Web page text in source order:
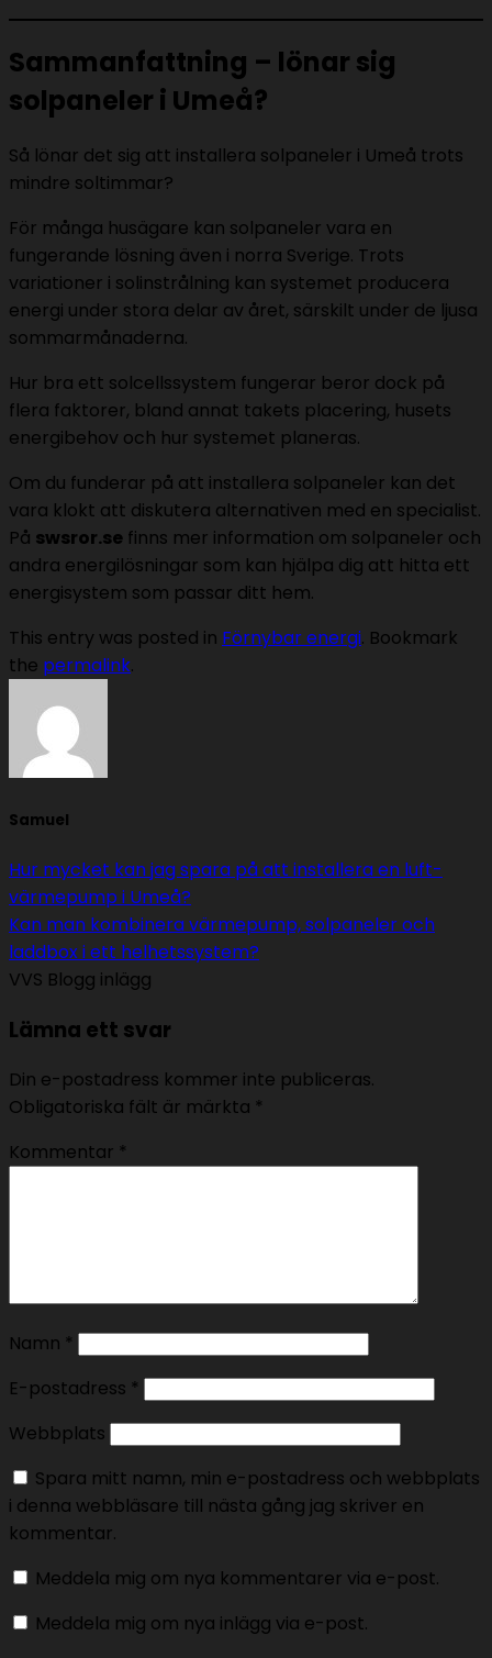
Sammanfattning – lönar sig
solpaneler i Umeå?
Så lönar det sig att installera solpaneler i Umeå trots
mindre soltimmar?
För många husägare kan solpaneler vara en
fungerande lösning även i norra Sverige. Trots
variationer i solinstrålning kan systemet producera
energi under stora delar av året, särskilt under de ljusa
sommarmånaderna.
Hur bra ett solcellssystem fungerar beror dock på
flera faktorer, bland annat takets placering, husets
energibehov och hur systemet planeras.
Om du funderar på att installera solpaneler kan det
vara klokt att diskutera alternativen med en specialist.
På swsror.se finns mer information om solpaneler och
andra energilösningar som kan hjälpa dig att hitta ett
energisystem som passar ditt hem.
This entry was posted in Förnybar energi. Bookmark
the permalink.
Samuel
Hur mycket kan jag spara på att installera en luft-
värmepump i Umeå?
Kan man kombinera värmepump, solpaneler och
laddbox i ett helhetssystem?
VVS Blogg inlägg
Lämna ett svar
Din e-postadress kommer inte publiceras.
Obligatoriska fält är märkta *
Kommentar *
Namn *
E-postadress *
Webbplats
Spara mitt namn, min e-postadress och webbplats
i denna webbläsare till nästa gång jag skriver en
kommentar.
Meddela mig om nya kommentarer via e-post.
Meddela mig om nya inlägg via e-post.